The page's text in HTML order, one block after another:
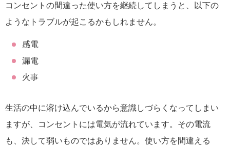
コンセントの間違った使い方を継続してしまうと、以下の
ようなトラブルが起こるかもしれません。
感電
漏電
火事
生活の中に溶け込んでいるから意識しづらくなってしまい
ますが、コンセントには電気が流れています。その電流
も、決して弱いものではありません。使い方を間違える